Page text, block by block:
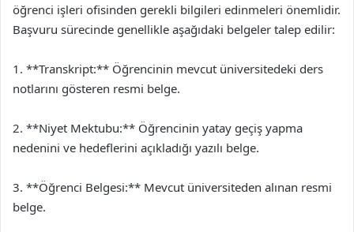
öğrenci işleri ofisinden gerekli bilgileri edinmeleri önemlidir.
Başvuru sürecinde genellikle aşağıdaki belgeler talep edilir:
1. **Transkript:** Öğrencinin mevcut üniversitedeki ders
notlarını gösteren resmi belge.
2. **Niyet Mektubu:** Öğrencinin yatay geçiş yapma
nedenini ve hedeflerini açıkladığı yazılı belge.
3. **Öğrenci Belgesi:** Mevcut üniversiteden alınan resmi
belge.